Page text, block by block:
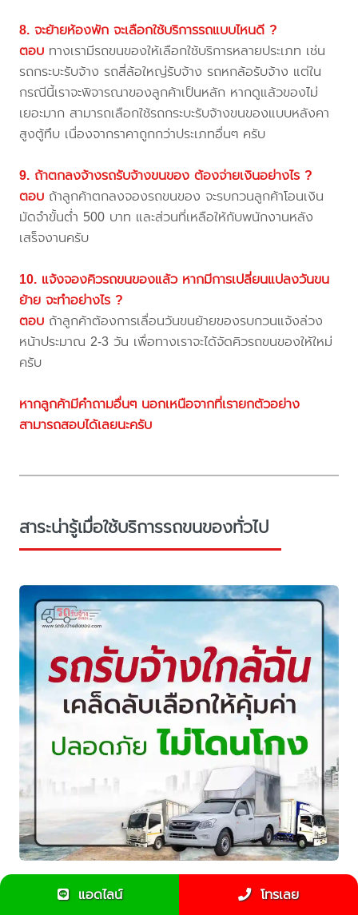
8. จะย้ายห้องพัก จะเลือกใช้บริการรถแบบไหนดี ?
ตอบ ทางเรามีรถขนของให้เลือกใช้บริการหลายประเภท เช่น
รถกระบะรับจ้าง รถสี่ล้อใหญ่รับจ้าง รถหกล้อรับจ้าง แต่ใน
กรณีนี้เราจะพิจารณาของลูกค้าเป็นหลัก หากดูแล้วของไม่
เยอะมาก สามารถเลือกใช้รถกระบะรับจ้างขนของแบบหลังคา
สูงตู้ทึบ เนื่องจากราคาถูกกว่าประเภทอื่นๆ ครับ
9. ถ้าตกลงจ้างรถรับจ้างขนของ ต้องจ่ายเงินอย่างไร ?
ตอบ ถ้าลูกค้าตกลงจองรถขนของ จะรบกวนลูกค้าโอนเงิน
มัดจำขั้นต่ำ 500 บาท และส่วนที่เหลือให้กับพนักงานหลัง
เสร็จงานครับ
10. แจ้งจองคิวรถขนของแล้ว หากมีการเปลี่ยนแปลงวันขน
ย้าย จะทำอย่างไร ?
ตอบ ถ้าลูกค้าต้องการเลื่อนวันขนย้ายของรบกวนแจ้งล่วง
หน้าประมาณ 2-3 วัน เพื่อทางเราจะได้จัดคิวรถขนของให้ใหม่
ครับ
หากลูกค้ามีคำถามอื่นๆ นอกเหนือจากที่เรายกตัวอย่าง
สามารถสอบได้เลยนะครับ
สาระน่ารู้เมื่อใช้บริการรถขนของทั่วไป
รถรับจ้างใกล้ฉัน - เคล็ดลับเลือกให้คุ้มค่า ปลอดภัย ไม่โดน
แอดไลน์ โทรเลย